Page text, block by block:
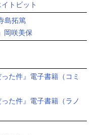
イトビット
島拓篤
岡咲美保
た件』電子書籍（コミ
た件』電子書籍（ラノ